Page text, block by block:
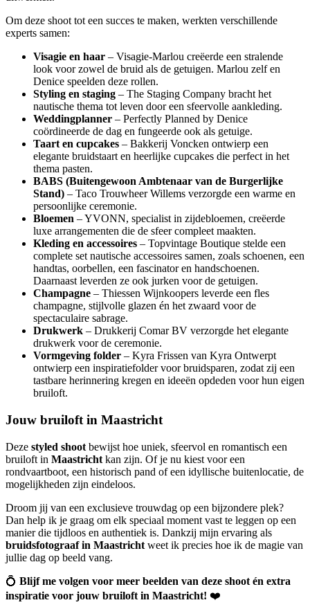
Om deze shoot tot een succes te maken, werkten verschillende
experts samen:
Visagie en haar – Visagie-Marlou creëerde een stralende
look voor zowel de bruid als de getuigen. Marlou zelf en
Denice speelden deze rollen.
Styling en staging – The Staging Company bracht het
nautische thema tot leven door een sfeervolle aankleding.
Weddingplanner – Perfectly Planned by Denice
coördineerde de dag en fungeerde ook als getuige.
Taart en cupcakes – Bakkerij Voncken ontwierp een
elegante bruidstaart en heerlijke cupcakes die perfect in het
thema pasten.
BABS (Buitengewoon Ambtenaar van de Burgerlijke
Stand) – Taco Trouwheer Willems verzorgde een warme en
persoonlijke ceremonie.
Bloemen – YVONN, specialist in zijdebloemen, creëerde
luxe arrangementen die de sfeer compleet maakten.
Kleding en accessoires – Topvintage Boutique stelde een
complete set nautische accessoires samen, zoals schoenen, een
handtas, oorbellen, een fascinator en handschoenen.
Daarnaast leverden ze ook jurken voor de getuigen.
Champagne – Thiessen Wijnkoopers leverde een fles
champagne, stijlvolle glazen én het zwaard voor de
spectaculaire sabrage.
Drukwerk – Drukkerij Comar BV verzorgde het elegante
drukwerk voor de ceremonie.
Vormgeving folder – Kyra Frissen van Kyra Ontwerpt
ontwierp een inspiratiefolder voor bruidsparen, zodat zij een
tastbare herinnering kregen en ideeën opdeden voor hun eigen
bruiloft.
Jouw bruiloft in Maastricht
Deze styled shoot bewijst hoe uniek, sfeervol en romantisch een
bruiloft in Maastricht kan zijn. Of je nu kiest voor een
rondvaartboot, een historisch pand of een idyllische buitenlocatie, de
mogelijkheden zijn eindeloos.
Droom jij van een exclusieve trouwdag op een bijzondere plek?
Dan help ik je graag om elk speciaal moment vast te leggen op een
manier die tijdloos en authentiek is. Dankzij mijn ervaring als
bruidsfotograaf in Maastricht weet ik precies hoe ik de magie van
jullie dag op beeld vang.
💍 Blijf me volgen voor meer beelden van deze shoot én extra
inspiratie voor jouw bruiloft in Maastricht! ❤️